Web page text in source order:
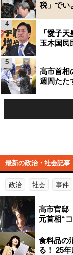
税」でい
「愛子
玉木国民
4
高市首相
週間たた
5
最新の政治・社会記事
政治 社会 事件
高市官邸
元首相“
食料品の
る！ 25